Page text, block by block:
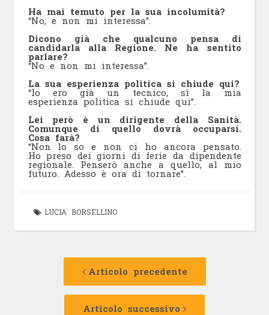
Ha mai temuto per la sua incolumità?
“No, e non mi interessa”.
Dicono già che qualcuno pensa di
candidarla alla Regione. Ne ha sentito
parlare?
“No e non mi interessa”.
La sua esperienza politica si chiude qui?
“Io ero già un tecnico, sì la mia
esperienza politica si chiude qui”.
Lei però è un dirigente della Sanità.
Comunque di quello dovrà occuparsi.
Cosa farà?
“Non lo so e non ci ho ancora pensato.
Ho preso dei giorni di ferie da dipendente
regionale. Penserò anche a quello, al mio
futuro. Adesso è ora di tornare”.
LUCIA BORSELLINO
Navigazione
Articolo precedente
Articolo
Articolo successivo
Articolo